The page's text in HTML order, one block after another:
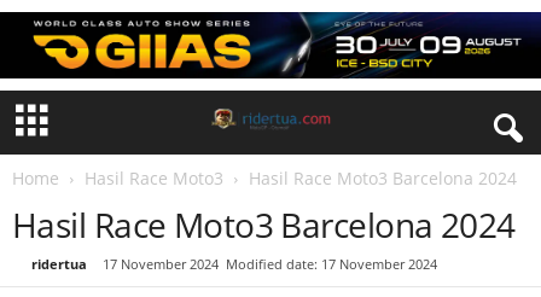
Home Hasil Race Moto3 Hasil Race Moto3 Barcelona 2024
Hasil Race Moto3 Barcelona 2024
ridertua 17 November 2024 Modified date: 17 November 2024